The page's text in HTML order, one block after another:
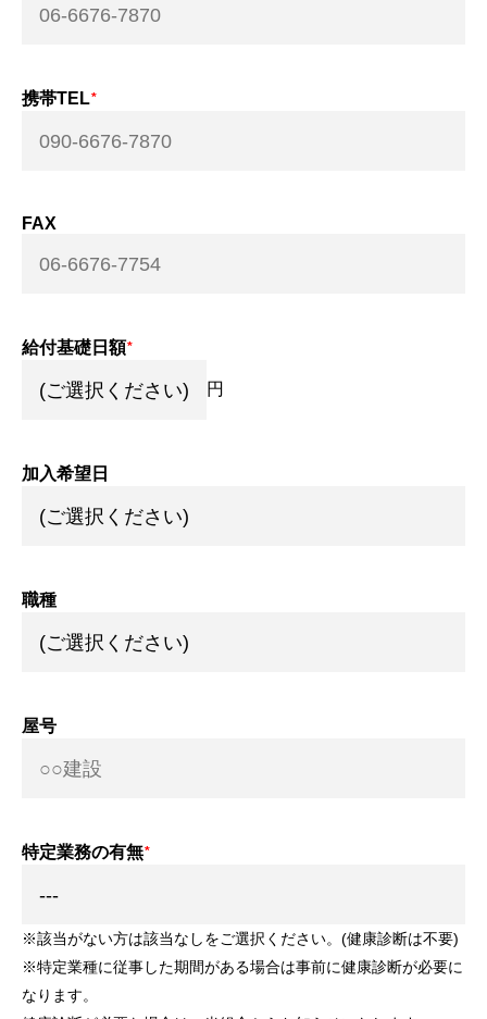
携帯TEL
FAX
給付基礎日額
円
加入希望日
職種
屋号
特定業務の有無
※該当がない方は該当なしをご選択ください。(健康診断は不要)
※特定業種に従事した期間がある場合は事前に健康診断が必要に
なります。